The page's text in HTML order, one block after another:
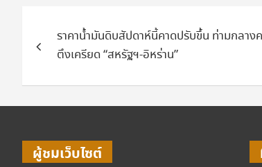
แนะแนว
เรื่องราคาน้ำมันดิบสัปดาห์นี้คาดปรับขึ้น ท่ามกลาง
ตึงเครียด “สหรัฐฯ-อิหร่าน”
ผู้ชมเว็บไซต์